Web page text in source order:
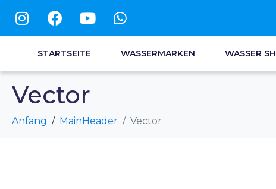
STARTSEITE WASSERMARKEN WASSER
Vector
Anfang MainHeader Vector